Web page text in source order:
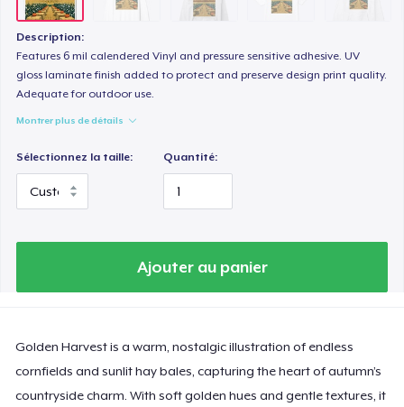
Description:
Features 6 mil calendered Vinyl and pressure sensitive adhesive. UV
gloss laminate finish added to protect and preserve design print quality.
Adequate for outdoor use.
Montrer plus de détails
Sélectionnez la taille: Quantité:
Ajouter au panier
Golden Harvest is a warm, nostalgic illustration of endless
cornfields and sunlit hay bales, capturing the heart of autumn’s
countryside charm. With soft golden hues and gentle textures, it
Women's Classic Tee
Tru Transfer Printed Classic Tee
27,99 $US
24,99 $US
Tru Transfer Unisex Crewneck Sweatshirt
Tru Transfer Printed Unisex Premium Hoodie
Classic Long Sleeve Tee
30,99 $US